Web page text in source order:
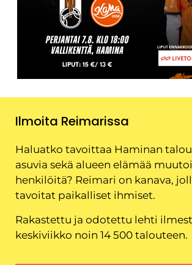
Ilmoita Reimarissa
Haluatko tavoittaa Haminan
asuvia sekä alueen elämää
henkilöitä? Reimari on kanava,
tavoitat paikalliset ihmiset.
Rakastettu ja odotettu lehti
keskiviikko noin 14 500 talouteen.